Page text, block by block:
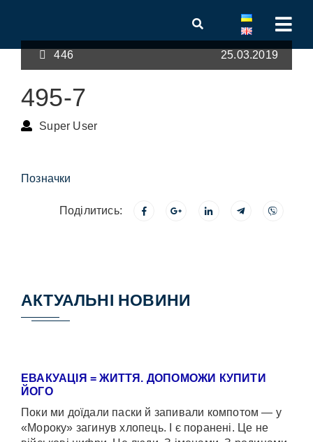
446 25.03.2019
495-7
Super User
Позначки
Поділитись:
АКТУАЛЬНІ НОВИНИ
ЕВАКУАЦІЯ = ЖИТТЯ. ДОПОМОЖИ КУПИТИ
ЙОГО
Поки ми доїдали паски й запивали компотом — у
«Мороку» загинув хлопець. І є поранені. Це не